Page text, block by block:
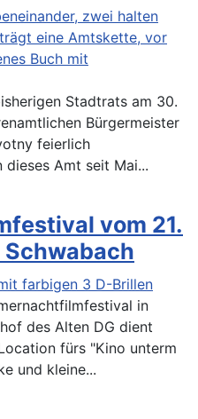
Stadtrats am 30.
Bürgermeister
feierlich
Amt seit Mai...
vom 21.
in
des Alten DG dient
fürs "Kino unterm
und kleine...